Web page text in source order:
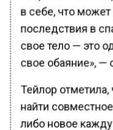
в себе, что
последствия в
свое тело — это
свое обаяние», —
Тейлор
найти
либо новое